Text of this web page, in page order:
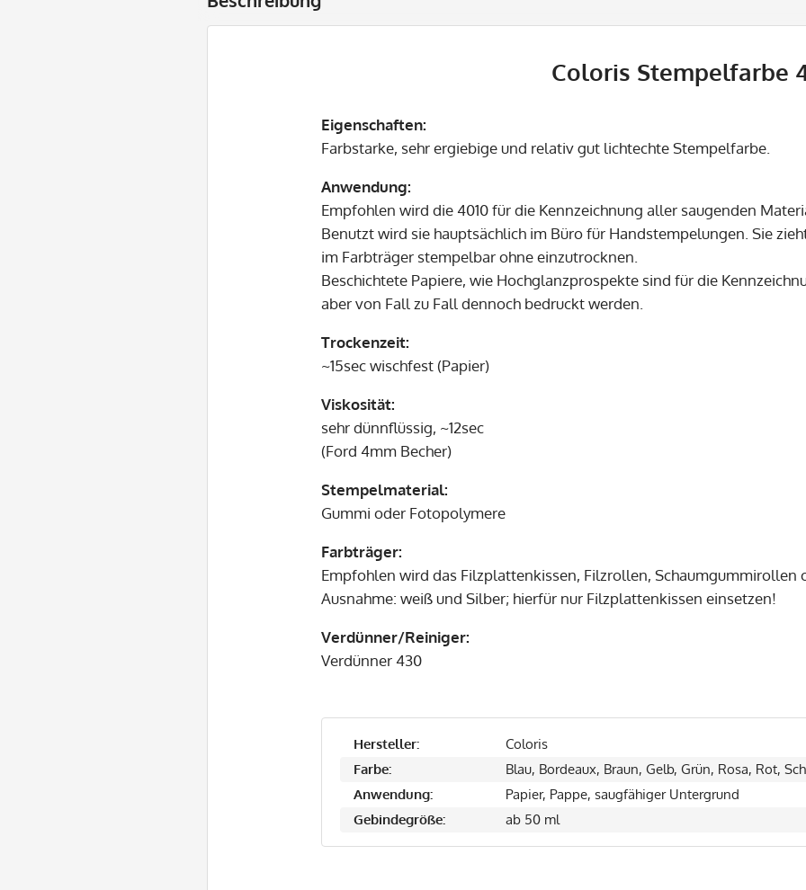
Coloris Stempelfarbe
Eigenschaften:
Farbstarke, sehr ergiebige und relativ gut lichtechte Stempelfarbe.
Anwendung:
Empfohlen wird die 4010 für die Kennzeichnung aller saugenden
Benutzt wird sie hauptsächlich im Büro für Handstempelungen. Sie
im Farbträger stempelbar ohne einzutrocknen.
Beschichtete Papiere, wie Hochglanzprospekte sind für die
aber von Fall zu Fall dennoch bedruckt werden.
Trockenzeit:
~15sec wischfest (Papier)
Viskosität:
sehr dünnflüssig, ~12sec
(Ford 4mm Becher)
Stempelmaterial:
Gummi oder Fotopolymere
Farbträger:
Empfohlen wird das Filzplattenkissen, Filzrollen,
Ausnahme: weiß und Silber; hierfür nur Filzplattenkissen einsetzen!
Verdünner/Reiniger:
Verdünner 430
Hersteller:
Coloris
Farbe:
Blau, Bordeaux, Braun, Gelb, Grün, Rosa, Rot,
Anwendung:
Papier, Pappe, saugfähiger Untergrund
Gebindegröße:
ab 50 ml